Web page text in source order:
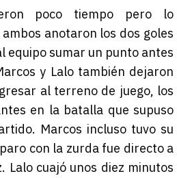
poco tiempo pero lo
anotaron los dos goles
equipo sumar un punto antes
y Lalo también dejaron
al terreno de juego, los
en la batalla que supuso
Marcos incluso tuvo su
con la zurda fue directo a
Lalo cuajó unos diez minutos